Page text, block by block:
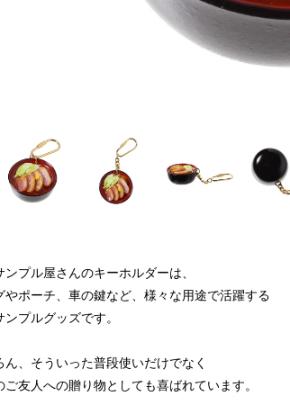
ンプル屋さんのキーホルダーは、
やポーチ、車の鍵など、様々な用途で活躍する
ンプルグッズです。
ん、そういった普段使いだけでなく
ご友人への贈り物としても喜ばれています。